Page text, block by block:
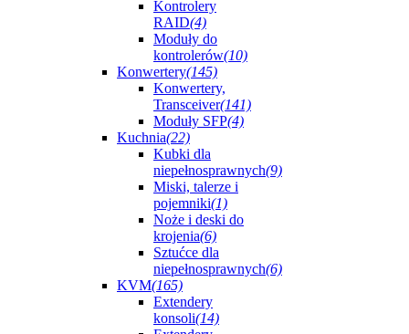
Kontrolery
RAID(4)
Moduły do
kontrolerów(10)
Konwertery(145)
Konwertery,
Transceiver(141)
Moduły SFP(4)
Kuchnia(22)
Kubki dla
niepełnosprawnych(9)
Miski, talerze i
pojemniki(1)
Noże i deski do
krojenia(6)
Sztućce dla
niepełnosprawnych(6)
KVM(165)
Extendery
konsoli(14)